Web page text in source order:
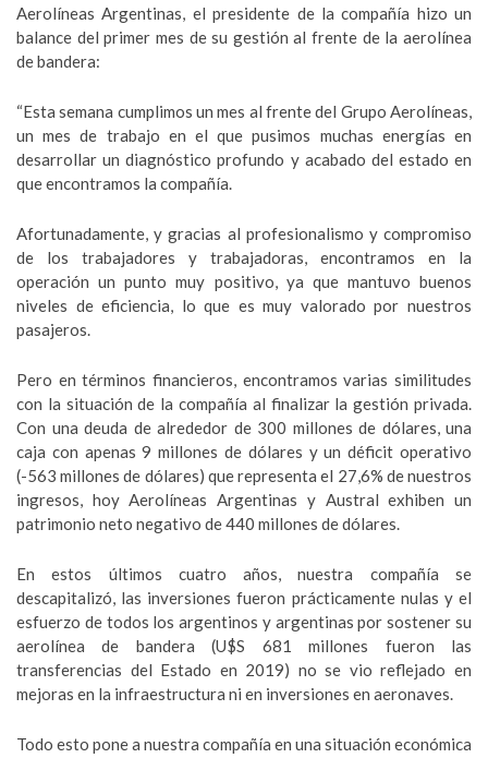
Aerolíneas Argentinas, el presidente de la compañía hizo un
balance del primer mes de su gestión al frente de la aerolínea
de bandera:
“Esta semana cumplimos un mes al frente del Grupo Aerolíneas,
un mes de trabajo en el que pusimos muchas energías en
desarrollar un diagnóstico profundo y acabado del estado en
que encontramos la compañía.
Afortunadamente, y gracias al profesionalismo y compromiso
de los trabajadores y trabajadoras, encontramos en la
operación un punto muy positivo, ya que mantuvo buenos
niveles de eficiencia, lo que es muy valorado por nuestros
pasajeros.
Pero en términos financieros, encontramos varias similitudes
con la situación de la compañía al finalizar la gestión privada.
Con una deuda de alrededor de 300 millones de dólares, una
caja con apenas 9 millones de dólares y un déficit operativo
(-563 millones de dólares) que representa el 27,6% de nuestros
ingresos, hoy Aerolíneas Argentinas y Austral exhiben un
patrimonio neto negativo de 440 millones de dólares.
En estos últimos cuatro años, nuestra compañía se
descapitalizó, las inversiones fueron prácticamente nulas y el
esfuerzo de todos los argentinos y argentinas por sostener su
aerolínea de bandera (U$S 681 millones fueron las
transferencias del Estado en 2019) no se vio reflejado en
mejoras en la infraestructura ni en inversiones en aeronaves.
Todo esto pone a nuestra compañía en una situación económica